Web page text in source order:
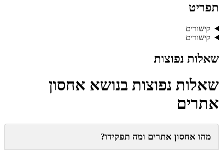
תפריט
קישורים
קישורים
שאלות נפוצות
שאלות נפוצות בנושא אחסון
אתרים
מהו אחסון אתרים ומה תפקידו?